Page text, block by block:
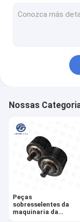
máquina do
Linha de
Alimentação
Nossas
Peças
sobresselentes da
maquinaria da